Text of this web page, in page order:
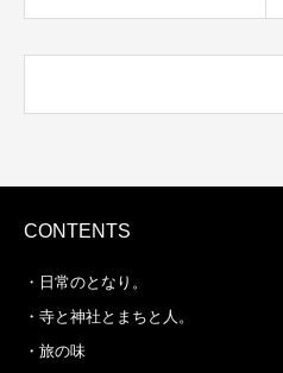
CONTENTS
・日常のとなり。
・寺と神社とまちと人。
・旅の味